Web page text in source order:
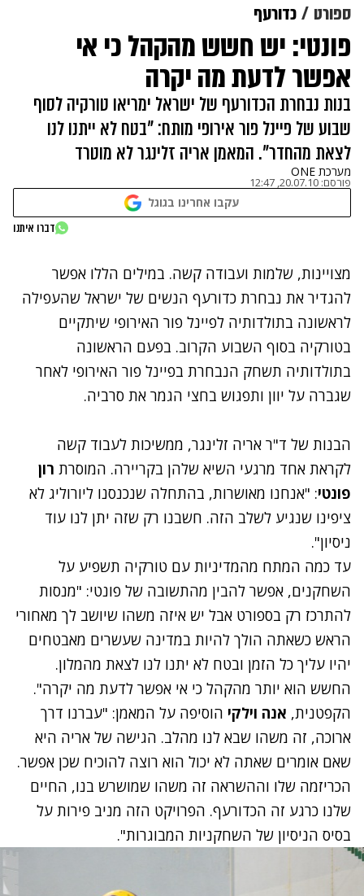
ספורט כדורעף
פונטי: יש חשש מהקהל כי אי
אפשר לדעת מה יקרה
בנות נבחרת הכדורעף של ישראל ימריאו טורקיה לסוף
שבוע של פיינל פור אירופי מותח: "בטח לא ייתנו לנו
לצאת מהחדר". המאמן אריה זלינגר לא מוטרד
מערכת ONE
פורסם: 20.07.10, 12:47
עקבו אחרינו בגוגל
דברו איתנו
נתקלנו בבעיה
נסה שוב
מצויינות, שלמות ועבודה קשה. במילים הללו אפשר
להגדיר את נבחרת כדורעף הנשים של ישראל שהעפילה
לראשונה בתולדותיה לפיינל פור האירופי שיתקיים
בטורקיה בסוף השבוע הקרוב. בפעם הראשונה
בתולדותיה תשחק הנבחרת בפיינל פור האירופי לאחר
שגברה על יוון ותפגוש בחצי הגמר את סרביה.
הבנות של ד"ר אריה זלינגר, ממשיכות לעבוד קשה
לקראת אחד מרגעי השיא שלהן בקריירה. המוסרת רון
פונטי: "אנחנו מאושרות, בהתחלה שנכנסנו ליורוליג לא
ציפינו שנגיע לשלב הזה. חשבנו רק שזה יתן לנו עוד
ניסיון".
עד כמה המתח מהמדיניות עם טורקיה תשפיע על
השחקנים, אפשר להבין מהתשובה של פונטי: "מנסות
להתרכז רק בספורט אבל יש איזה משהו שיושב לך מאחורי
הראש כשאתה הולך להיות במדינה שעשרים מאבטחים
יהיו עליך כל הזמן ובטח לא יתנו לנו לצאת מהמלון.
החשש הוא יותר מהקהל כי אי אפשר לדעת מה יקרה".
הקפטנית, אנה וילקי הוסיפה על המאמן: "עברנו דרך
ארוכה, זה משהו שבא לנו מהלב. הגישה של אריה היא
שאם אומרים שאתה לא יכול הוא רוצה להוכיח שכן אפשר.
הכריזמה שלו וההשראה זה משהו שמושרש בנו, החיים
שלנו כרגע זה הכדורעף. הפרויקט הזה מניב פירות על
בסיס הניסיון של השחקניות המבוגרות".